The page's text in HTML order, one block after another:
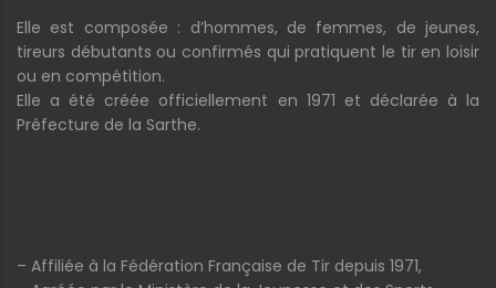
Elle est composée : d’hommes, de femmes, de jeunes,
tireurs débutants ou confirmés qui pratiquent le tir en loisir
ou en compétition.
Elle a été créée officiellement en 1971 et déclarée à la
Préfecture de la Sarthe.
– Affiliée à la Fédération Française de Tir depuis 1971,